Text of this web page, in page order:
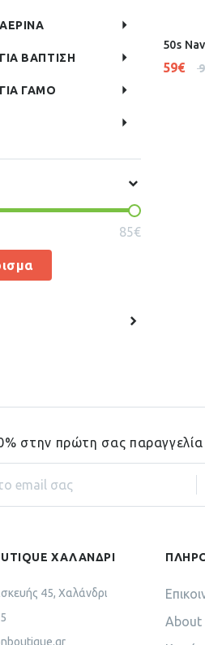
50s
59€
ΒΑΠΤΙΣΗ
ΓΑΜΟ
85€
στην πρώτη σας παραγγελία
ΧΑΛΑΝΔΡΙ
45, Χαλάνδρι
About